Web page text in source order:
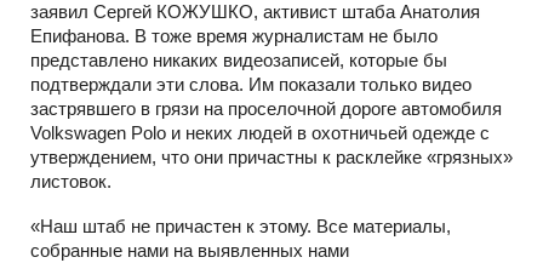
заявил Сергей КОЖУШКО, активист штаба Анатолия
Епифанова. В тоже время журналистам не было
представлено никаких видеозаписей, которые бы
подтверждали эти слова. Им показали только видео
застрявшего в грязи на проселочной дороге автомобиля
Volkswagen Polo и неких людей в охотничьей одежде с
утверждением, что они причастны к расклейке «грязных»
листовок.
«Наш штаб не причастен к этому. Все материалы,
собранные нами на выявленных нами